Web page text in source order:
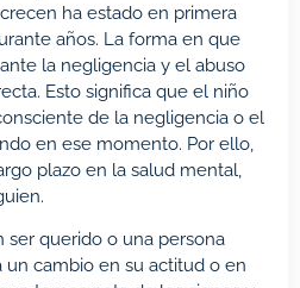
ha estado en primera
años. La forma en que
la negligencia y el abuso
Esto significa que el niño
de la negligencia o el
en ese momento. Por ello,
plazo en la salud mental,
ser querido o una persona
cambio en su actitud o en